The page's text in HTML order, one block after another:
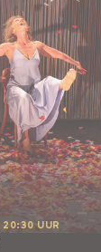
20:30 UUR